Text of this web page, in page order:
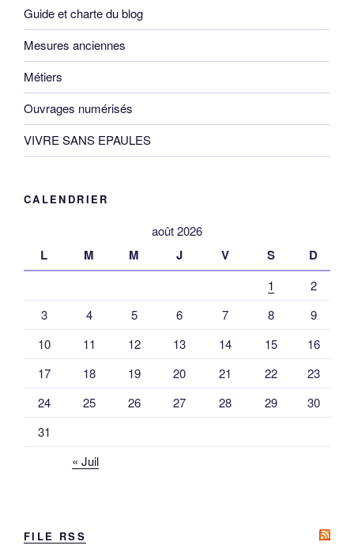
Guide et charte du blog
Mesures anciennes
Métiers
Ouvrages numérisés
VIVRE SANS EPAULES
CALENDRIER
août 2026
L M M J V S D
1
2
3
4 5 6 7 8
9
10
11 12 13 14 15
16
17
18 19 20 21 22
23
24
25 26 27 28 29
30
31
« Juil
FILE RSS